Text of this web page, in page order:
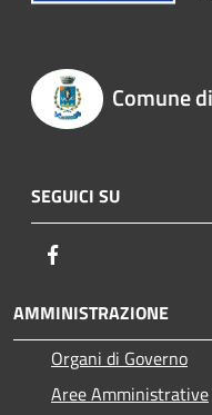
Comune
SEGUICI SU
AMMINISTRAZIONE
Organi di Governo
Aree Amministrative